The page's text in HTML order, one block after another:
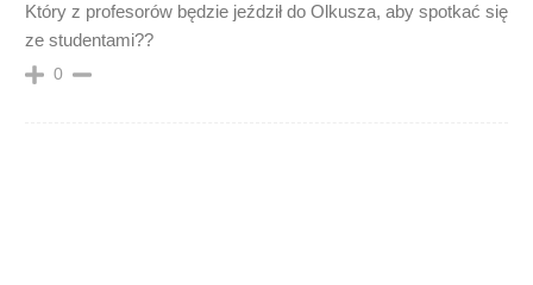
Który z profesorów będzie jeździł do Olkusza, aby spotkać się
ze studentami??
0